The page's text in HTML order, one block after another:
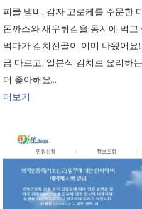
피클 냄비, 감자 고로케를 주문한
돈까스와 새우튀김을 동시에 먹
먹다가 김치전골이 이미 나왔어
금 다르고, 일본식 김치로 요리하
더 좋아해요…
더보기